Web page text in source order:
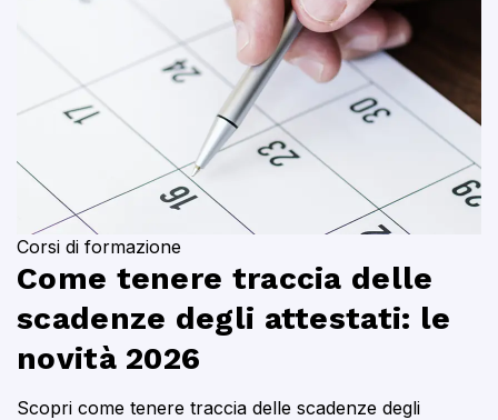
Corsi di formazione
Come tenere traccia delle
scadenze degli attestati: le
novità 2026
Scopri come tenere traccia delle scadenze degli